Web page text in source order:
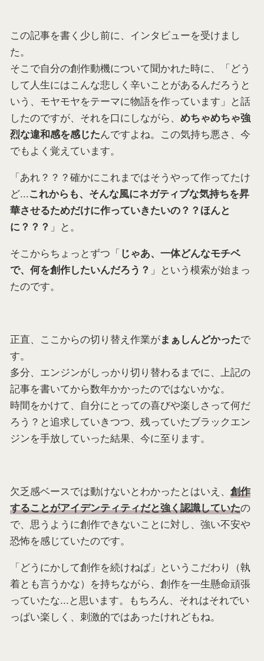
この記事を書く少し前に、インタビューを受けまし
た。
そこで自分の創作動機について聞かれた時に、「どう
して人生にはこんな悲しく辛いことがあるんだろうと
いう、モヤモヤをテーマに物語を作っています」と話
したのですが、それを口にしながら、 めちゃめちゃ強
烈な違和感を感じたんですよね。この気持ち悪さ、今
でもよく覚えています。
「あれ？？？確かにこれまではそうやって作ってたけ
ど...これからも、そんな風にネガティブな気持ちを昇
華させるためだけに作っていきたいの？？ほんと
に？？？ 」と。
そこからちょっとずつ「じゃあ、一体どんなモチベ
で、何を創作したいんだろう？ 」という模索が始まっ
たのです。
正直、ここからの切り替え作業がまぁしんどかったで
す。
多分、エンジンがしっかり切り替わるまでに、上記の
記事を書いてから数年かかったのではないかな。
時間をかけて、自分にとっての喜びや楽しさって何だ
ろう？と追求していきつつ、残っていたブラックエン
ジンを手放していった結果、今に至ります。
欠乏感ベースでは動けないとわかったとはいえ、 創作
することがアイデンティティだと強く認識していたの
で、思うように創作できないことに対し、強い不安や
恐怖を感じていたのです。
「どうにかして創作を続けねば」というこだわり（執
着とも言うかな）を持ちながら、創作を一生懸命頑張
っていたな...と思います。もちろん、それはそれでい
っぱい楽しく、刺激的ではあったけれどもね。